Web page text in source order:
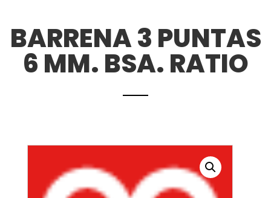
BARRENA 3 PUNTAS
6 MM. BSA. RATIO